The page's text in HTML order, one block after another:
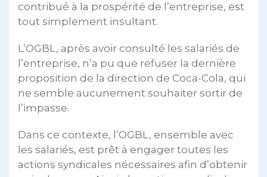
contribué à la prospérité de l’entreprise, est
tout simplement insultant.
L’OGBL, après avoir consulté les salariés de
l’entreprise, n’a pu que refuser la dernière
proposition de la direction de Coca-Cola, qui
ne semble aucunement souhaiter sortir de
l’impasse.
Dans ce contexte, l’OGBL, ensemble avec
les salariés, est prêt à engager toutes les
actions syndicales nécessaires afin d’obtenir